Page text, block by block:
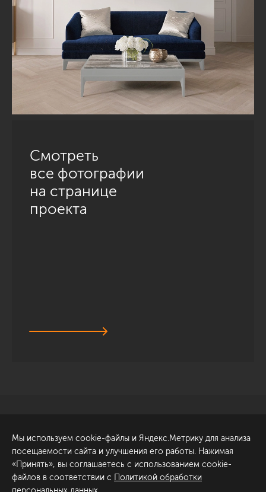
Смотреть
все фотографии
на странице
проекта
Обсудить проект
ул. Академика Павлова, 6
к1
+7 (812) 200-95-55
Мы используем cookie-файлы и Яндекс.Метрику для анализа
посещаемости сайта и улучшения его работы. Нажимая
«Принять», вы соглашаетесь с использованием cookie-
файлов в соответствии с Политикой обработки